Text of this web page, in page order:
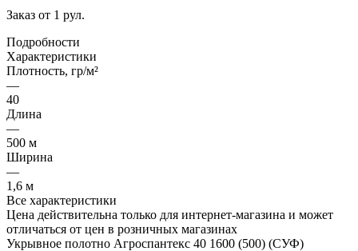
Заказ от 1 рул.
Подробности
Характеристики
Плотность, гр/м²
—
40
Длина
—
500 м
Ширина
—
1,6 м
Все характеристики
Цена действительна только для интернет-магазина и может
отличаться от цен в розничных магазинах
Укрывное полотно Агроспантекс 40 1600 (500) (СУФ)